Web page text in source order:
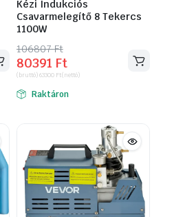
Kézi Indukciós
Csavarmelegítő 8 Tekercs
1100W
106807Ft
Original
price
was:
106807 Ft.
80391 Ft
Current
price
is:
80391 Ft.
(bruttó)63300 Ft(nettó)
Raktáron